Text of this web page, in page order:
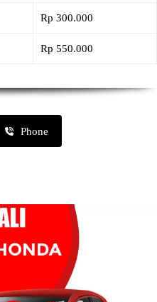
Rp 300.000
Rp 550.000
Phone